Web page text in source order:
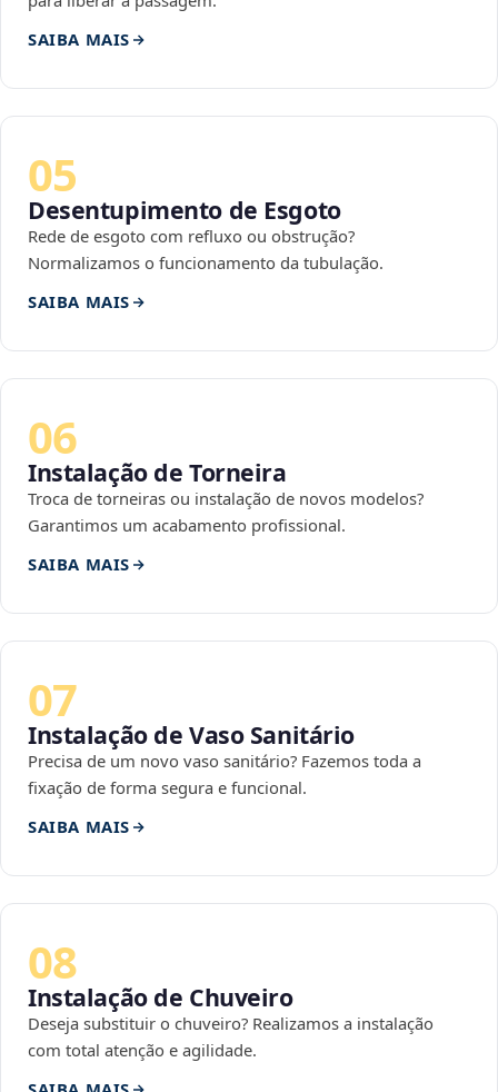
SAIBA MAIS
05
Desentupimento de Esgoto
Rede de esgoto com refluxo ou obstrução?
Normalizamos o funcionamento da tubulação.
SAIBA MAIS
06
Instalação de Torneira
Troca de torneiras ou instalação de novos modelos?
Garantimos um acabamento profissional.
SAIBA MAIS
07
Instalação de Vaso Sanitário
Precisa de um novo vaso sanitário? Fazemos toda a
fixação de forma segura e funcional.
SAIBA MAIS
08
Instalação de Chuveiro
Deseja substituir o chuveiro? Realizamos a instalação
com total atenção e agilidade.